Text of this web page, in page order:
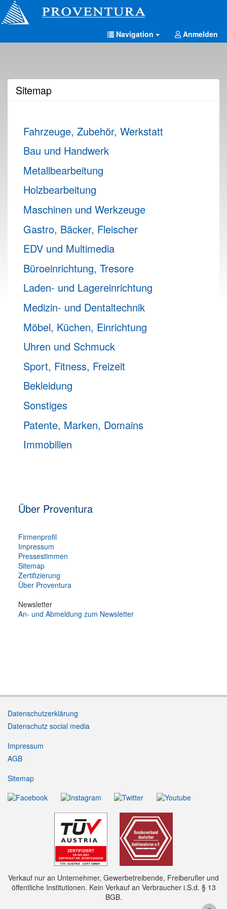
Navigation Anmelden
Sitemap
Fahrzeuge, Zubehör, Werkstatt
Bau und Handwerk
Metallbearbeitung
Holzbearbeitung
Maschinen und Werkzeuge
Gastro, Bäcker, Fleischer
EDV und Multimedia
Büroeinrichtung, Tresore
Laden- und Lagereinrichtung
Medizin- und Dentaltechnik
Möbel, Küchen, Einrichtung
Uhren und Schmuck
Sport, Fitness, Freizeit
Bekleidung
Sonstiges
Patente, Marken, Domains
Immobilien
Über Proventura
Firmenprofil
Impressum
Pressestimmen
Sitemap
Zertifizierung
Über Proventura
Newsletter
An- und Abmeldung zum Newsletter
Datenschutzerklärung
Datenschutz social media
Impressum
AGB
Sitemap
Verkauf nur an Unternehmer, Gewerbetreibende, Freiberufler und
öffentliche Institutionen. Kein Verkauf an Verbraucher i.S.d. § 13
BGB.